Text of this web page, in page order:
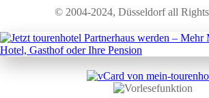
© 2004-2024, Düsseldorf all